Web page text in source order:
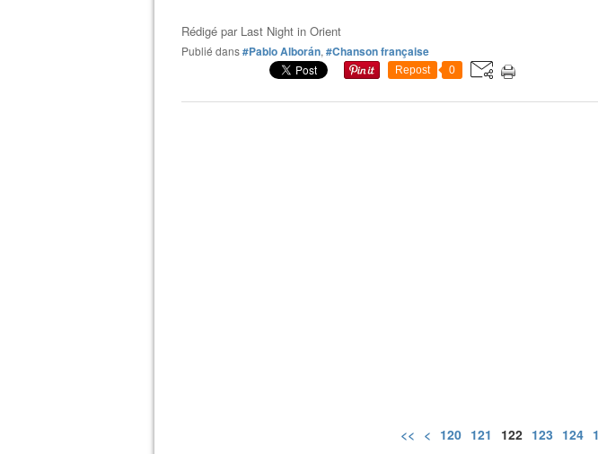
Rédigé par Last Night in Orient
Publié dans#Pablo Alborán, #Chanson française
Repost 0
<< < 100
110
120 121 122 123 124